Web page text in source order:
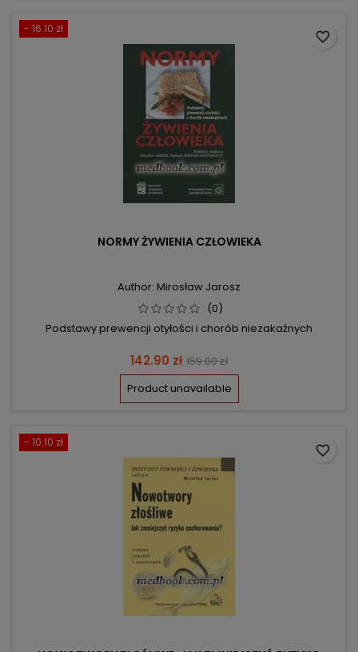
- 16.10 zł
NORMY ŻYWIENIA CZŁOWIEKA
Author: Mirosław Jarosz
(0)
Podstawy prewencji otyłości i chorób niezakaźnych
Price
142.90 zł Regular
price
159.00 zł
Product unavailable
favorite_border
- 10.10 zł
favorite_border